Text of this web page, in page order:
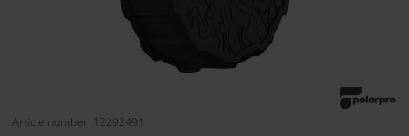
Article number: 12292491